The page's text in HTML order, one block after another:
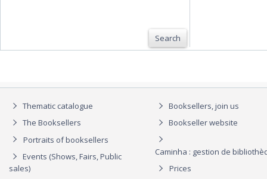
Search
Thematic catalogue
The Booksellers
Portraits of booksellers
Events (Shows, Fairs, Public
sales)
Booksellers, join us
Bookseller website
Caminha : gestion de
Prices